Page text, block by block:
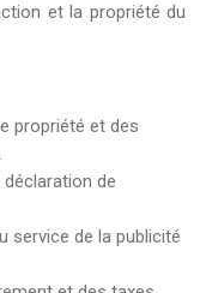
et la propriété du
propriété et des
déclaration de
service de la publicité